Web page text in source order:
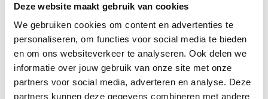
Deze website maakt gebruik van cookies
We gebruiken cookies om content en advertenties te
personaliseren, om functies voor social media te bieden
en om ons websiteverkeer te analyseren. Ook delen we
informatie over jouw gebruik van onze site met onze
partners voor social media, adverteren en analyse. Deze
partners kunnen deze gegevens combineren met andere
Duurzaamheid en kwaliteit